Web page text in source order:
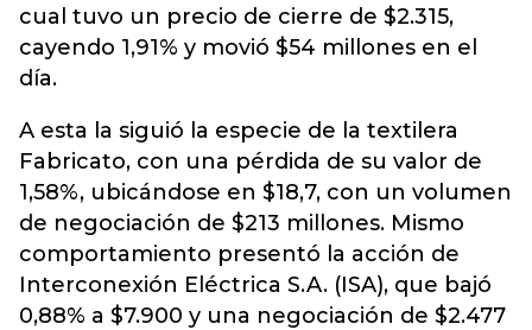
cual tuvo un precio de cierre de $2.315,
cayendo 1,91% y movió $54 millones en el
día.
A esta la siguió la especie de la textilera
Fabricato, con una pérdida de su valor de
1,58%, ubicándose en $18,7, con un volumen
de negociación de $213 millones. Mismo
comportamiento presentó la acción de
Interconexión Eléctrica S.A. (ISA), que bajó
0,88% a $7.900 y una negociación de $2.477